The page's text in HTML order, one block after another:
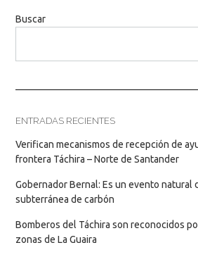
Buscar
ENTRADAS RECIENTES
Verifican mecanismos de recepción de
frontera Táchira – Norte de Santander
Gobernador Bernal: Es un evento natural
subterránea de carbón
Bomberos del Táchira son reconocidos
zonas de La Guaira